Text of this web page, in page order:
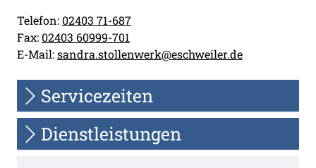
Telefon: 02403 71-687
Fax: 02403 60999-701
E-Mail:sandra.stollenwerk@eschweiler.de
Servicezeiten
Dienstleistungen